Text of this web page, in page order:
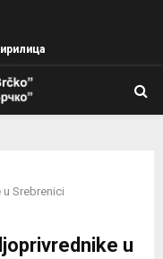
Srebrenici
u